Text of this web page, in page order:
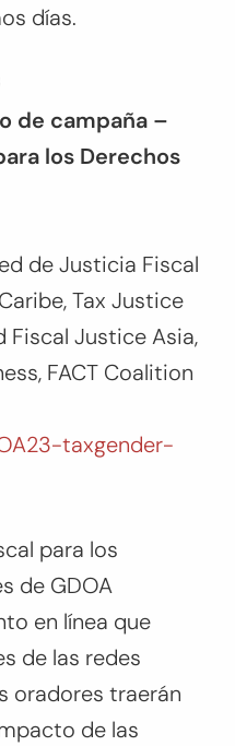
días.
de campaña –
los Derechos
de Justicia Fiscal
Tax Justice
Fiscal Justice Asia,
FACT Coalition
taxgender-
para los
de GDOA
en línea que
de las redes
oradores traerán
de las